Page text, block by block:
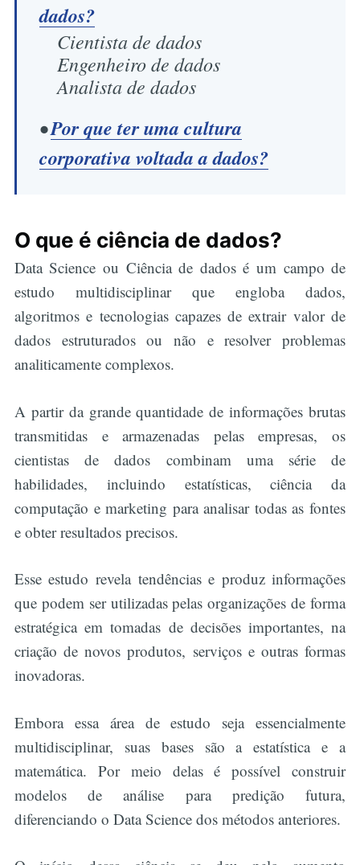
dados?
Cientista de dados
Engenheiro de dados
Analista de dados
•Por que ter uma cultura
corporativa voltada a dados?
O que é ciência de dados?
Data Science ou Ciência de dados é um campo de
estudo multidisciplinar que engloba dados,
algoritmos e tecnologias capazes de extrair valor de
dados estruturados ou não e resolver problemas
analiticamente complexos.
A partir da grande quantidade de informações brutas
transmitidas e armazenadas pelas empresas, os
cientistas de dados combinam uma série de
habilidades, incluindo estatísticas, ciência da
computação e marketing para analisar todas as fontes
e obter resultados precisos.
Esse estudo revela tendências e produz informações
que podem ser utilizadas pelas organizações de forma
estratégica em tomadas de decisões importantes, na
criação de novos produtos, serviços e outras formas
inovadoras.
Embora essa área de estudo seja essencialmente
multidisciplinar, suas bases são a estatística e a
matemática. Por meio delas é possível construir
modelos de análise para predição futura,
diferenciando o Data Science dos métodos anteriores.